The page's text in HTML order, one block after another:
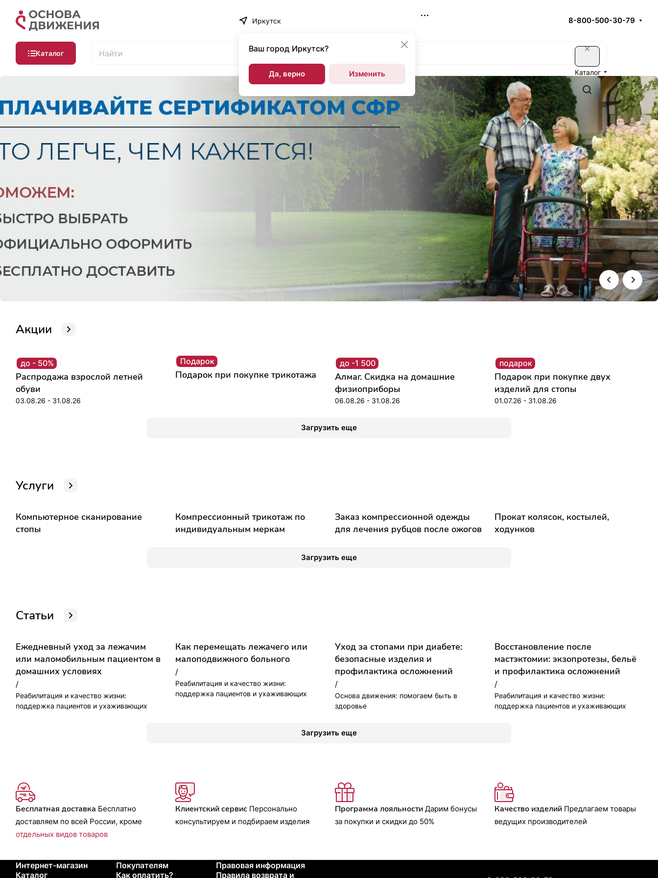
Иркутск
Ваш город Иркутск?
Да, верно Изменить
8-800-500-30-79
Каталог
Каталог
Акции
до - 50%
Распродажа взрослой летней
обуви
03.08.26 - 31.08.26
Подарок
Подарок при покупке трикотажа
до -1 500
Алмаг. Скидка на домашние
физиоприборы
06.08.26 - 31.08.26
подарок
Подарок при покупке двух
изделий для стопы
01.07.26 - 31.08.26
Загрузить еще
Услуги
Компьютерное сканирование
стопы
Компрессионный трикотаж по
индивидуальным меркам
Заказ компрессионной одежды
для лечения рубцов после ожогов
Прокат колясок, костылей,
ходунков
Загрузить еще
Статьи
Ежедневный уход за лежачим
или маломобильным пациентом в
домашних условиях
/
Реабилитация и качество жизни:
поддержка пациентов и ухаживающих
Как перемещать лежачего или
малоподвижного больного
/
Реабилитация и качество жизни:
поддержка пациентов и ухаживающих
Уход за стопами при диабете:
безопасные изделия и
профилактика осложнений
/
Основа движения: помогаем быть в
здоровье
Восстановление после
мастэктомии: экзопротезы, бельё
и профилактика осложнений
/
Реабилитация и качество жизни:
поддержка пациентов и ухаживающих
Загрузить еще
Бесплатная доставка Бесплатно
доставляем по всей России, кроме
отдельных видов товаров
Клиентский сервис Персонально
консультируем и подбираем изделия
Программа лояльности Дарим бонусы
за покупки и скидки до 50%
Качество изделий Предлагаем товары
ведущих производителей
Интернет-магазин
Каталог
Покупателям
Как оплатить?
Правовая информация
Правила возврата и